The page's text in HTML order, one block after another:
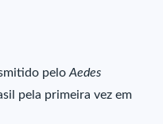
peloAedes
pela primeira vez em